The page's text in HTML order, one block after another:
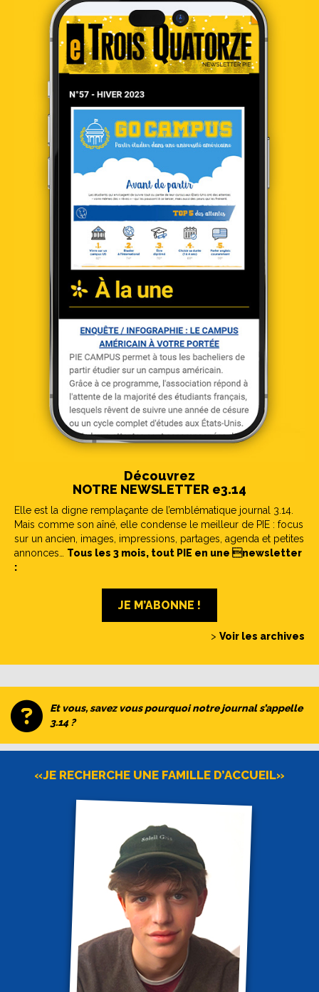
Découvrez
NOTRE NEWSLETTER e3.14
Elle est la digne remplaçante de l’emblématique journal 3.14.
Mais comme son aîné, elle condense le meilleur de PIE : focus
sur un ancien, images, impressions, partages, agenda et petites
annonces… Tous les 3 mois, tout PIE en une newsletter
:
JE M’ABONNE !
> Voir les archives
Et vous, savez vous pourquoi notre journal s’appelle
3.14 ?
«JE RECHERCHE UNE FAMILLE D’ACCUEIL»